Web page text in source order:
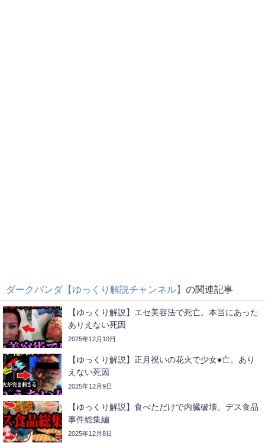
ダークパンダ【ゆっくり解説チャンネル】 の関連記事
【ゆっくり解説】エセ美容法で死亡。本当にあった
ありえない死因
2025年12月10日
【ゆっくり解説】正月祝いの花火で少女●亡。あり
えない死因
2025年12月9日
【ゆっくり解説】食べただけで内臓破壊。デス食品
事件総集編
2025年12月8日